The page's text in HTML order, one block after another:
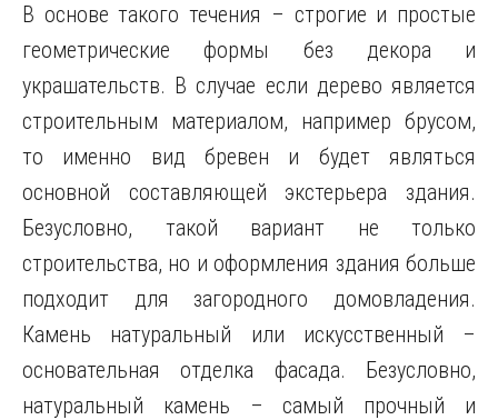
В основе такого течения – строгие и простые
геометрические формы без декора и
украшательств. В случае если дерево является
строительным материалом, например брусом,
то именно вид бревен и будет являться
основной составляющей экстерьера здания.
Безусловно, такой вариант не только
строительства, но и оформления здания больше
подходит для загородного домовладения.
Камень натуральный или искусственный –
основательная отделка фасада. Безусловно,
натуральный камень – самый прочный и